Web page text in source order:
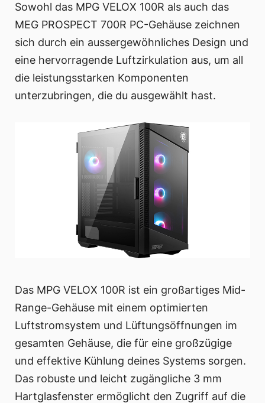
Sowohl das MPG VELOX 100R als auch das
MEG PROSPECT 700R PC-Gehäuse zeichnen
sich durch ein aussergewöhnliches Design und
eine hervorragende Luftzirkulation aus, um all
die leistungsstarken Komponenten
unterzubringen, die du ausgewählt hast.
Das MPG VELOX 100R ist ein großartiges Mid-
Range-Gehäuse mit einem optimierten
Luftstromsystem und Lüftungsöffnungen im
gesamten Gehäuse, die für eine großzügige
und effektive Kühlung deines Systems sorgen.
Das robuste und leicht zugängliche 3 mm
Hartglasfenster ermöglicht den Zugriff auf die